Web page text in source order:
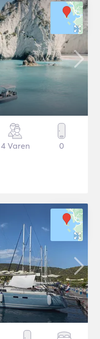
4 Varen 0